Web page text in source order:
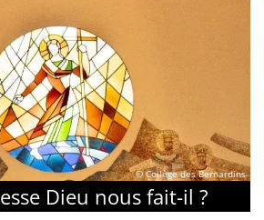
© Collège des Bernardins
Dieu nous fait-il ?